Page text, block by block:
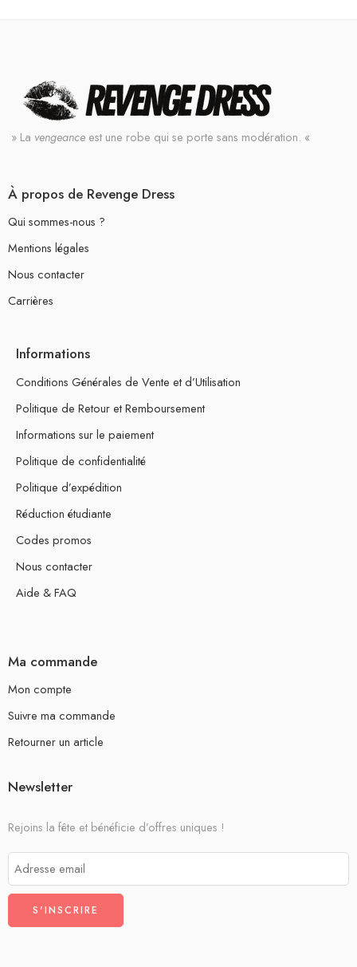
» La vengeance est une robe qui se porte sans modération. «
À propos de Revenge Dress
Qui sommes-nous ?
Mentions légales
Nous contacter
Carrières
Informations
Conditions Générales de Vente et d’Utilisation
Politique de Retour et Remboursement
Informations sur le paiement
Politique de confidentialité
Politique d’expédition
Réduction étudiante
Codes promos
Nous contacter
Aide & FAQ
Ma commande
Mon compte
Suivre ma commande
Retourner un article
Newsletter
Rejoins la fête et bénéficie d’offres uniques !